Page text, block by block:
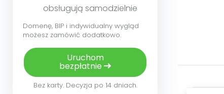
obsługują samodzielnie
Domenę, BIP i indywidualny wygląd
możesz zamówić dodatkowo.
Uruchom
bezpłatnie
Bez karty. Decyzja po 14 dniach.